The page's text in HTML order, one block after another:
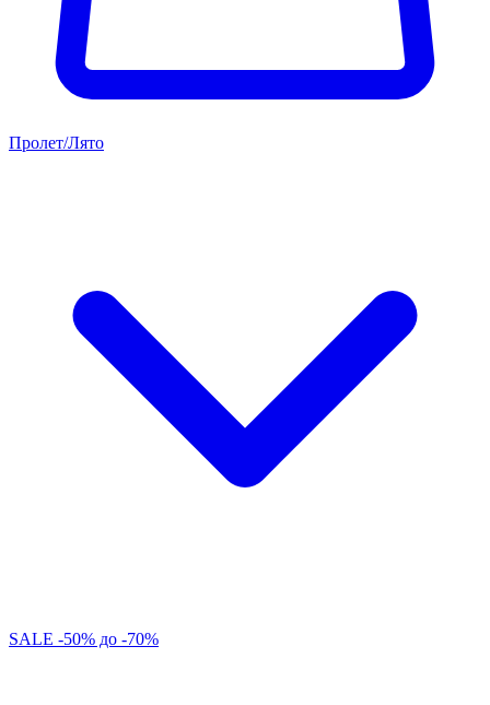
Пролет/Лято
SALE -50% до -70%